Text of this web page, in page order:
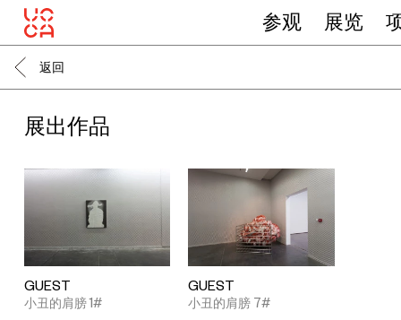
参观 展览
返回
展出作品
GUEST
小丑的肩膀 1#
GUEST
小丑的肩膀 7#